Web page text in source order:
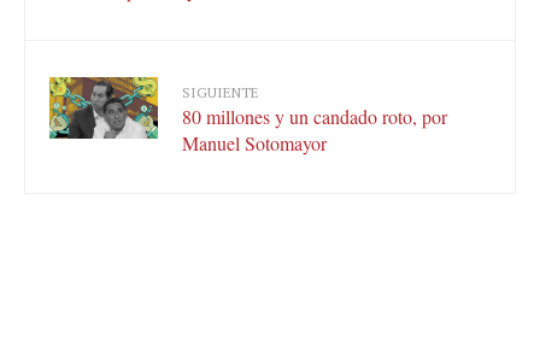
SIGUIENTE
80 millones y un candado roto, por
Manuel Sotomayor